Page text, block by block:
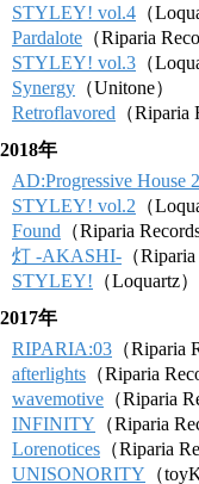
STYLEY! vol.4 （
Pardalote （Riparia
STYLEY! vol.3 （
Synergy （Unitone）
Retroflavored （Riparia
2018年
AD:Progressive House 2
STYLEY! vol.2 （
Found （Riparia Records
灯 -AKASHI- （
STYLEY! （Loquartz）
2017年
RIPARIA:03 （Riparia
afterlights （Riparia
wavemotive （Riparia
INFINITY （Riparia
Lorenotices （Riparia
UNISONORITY （